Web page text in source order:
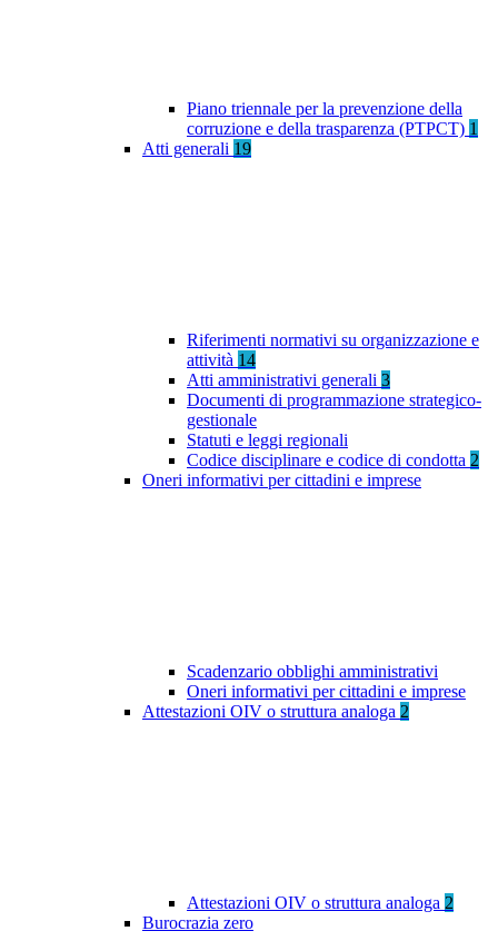
Piano triennale per la prevenzione della
corruzione e della trasparenza (PTPCT) 1
Atti generali 19
Riferimenti normativi su organizzazione e
attività 14
Atti amministrativi generali 3
Documenti di programmazione strategico-
gestionale
Statuti e leggi regionali
Codice disciplinare e codice di condotta 2
Oneri informativi per cittadini e imprese
Scadenzario obblighi amministrativi
Oneri informativi per cittadini e imprese
Attestazioni OIV o struttura analoga 2
Attestazioni OIV o struttura analoga 2
Burocrazia zero